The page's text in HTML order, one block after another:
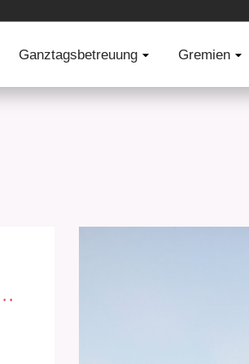
Ganztagsbetreuung Gremien
Ganztagsbetreuung